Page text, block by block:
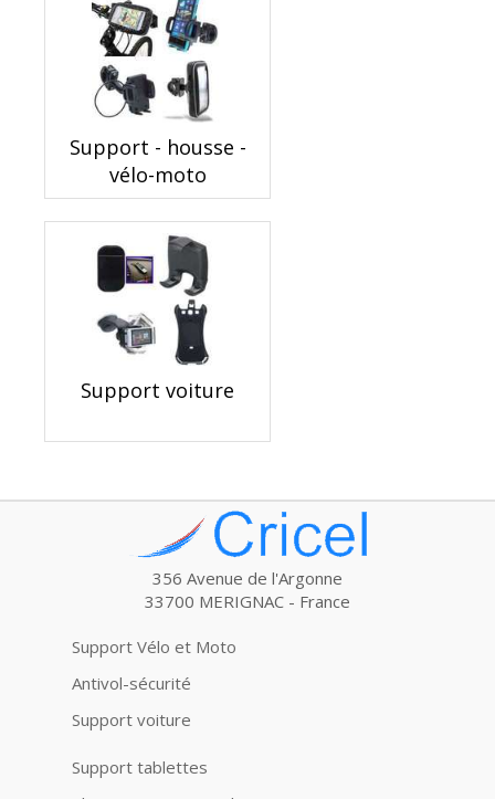
Support - housse -
vélo-moto
Support voiture
356 Avenue de l'Argonne
33700 MERIGNAC - France
Support Vélo et Moto
Antivol-sécurité
Support voiture
Support tablettes